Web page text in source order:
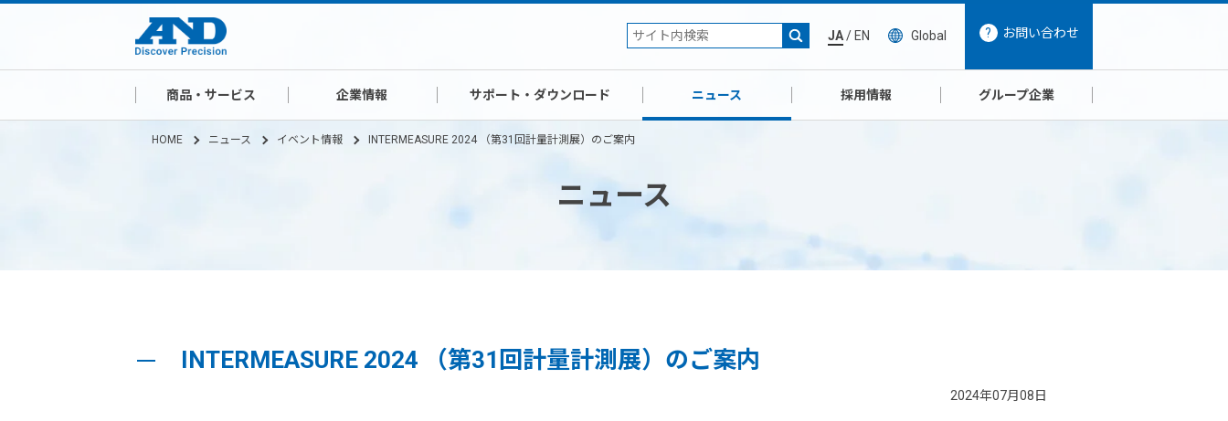
JA/ EN Global お問い合わせ
商品・サービス 企業情報 サポート・ダウンロード ニュース 採用情報 グループ企業
HOME ニュース イベント情報 INTERMEASURE 2024 （第31回計量計測展）のご案内
ニュース
INTERMEASURE 2024 （第31回計量計測展）のご案内
2024年07月08日